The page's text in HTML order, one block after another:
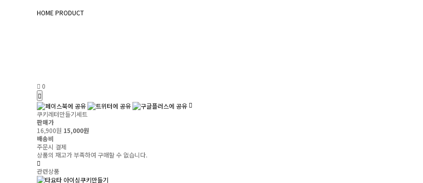
HOME PRODUCT
0
쿠키레터만들기세트
판매가
16,900원 15,000원
배송비
주문시 결제
상품의 재고가 부족하여 구매할 수 없습니다.
관련상품